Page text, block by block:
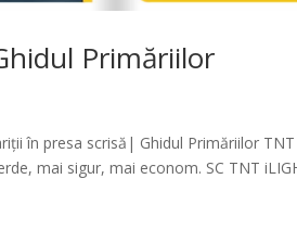
Primăriilor
în presa scrisă| Ghidul Primăriilor
mai sigur, mai econom. SC TNT